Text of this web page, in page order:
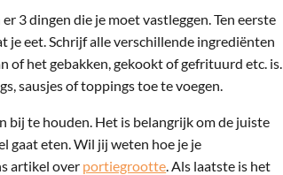
3 dingen die je moet vastleggen. Ten eerste
je eet. Schrijf alle verschillende ingrediënten
of het gebakken, gekookt of gefrituurd etc. is.
sausjes of toppings toe te voegen.
bij te houden. Het is belangrijk om de juiste
gaat eten. Wil jij weten hoe je je
artikel over portiegrootte. Als laatste is het